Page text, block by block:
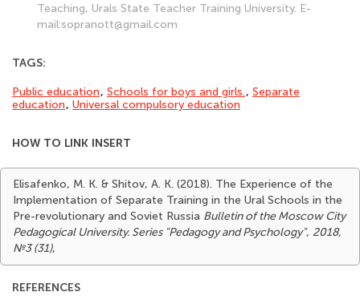
Teaching, Urals State Teacher Training University. E-
mail:sopranott@gmail.com
TAGS:
Public education, Schools for boys and girls., Separate
education, Universal compulsory education
HOW TO LINK INSERT
Elisafenko, M. K. & Shitov, A. K. (2018). The Experience of the
Implementation of Separate Training in the Ural Schools in the
Pre-revolutionary and Soviet Russia Bulletin of the Moscow City
Pedagogical University. Series "Pedagogy and Psychology", 2018,
№3 (31),
REFERENCES